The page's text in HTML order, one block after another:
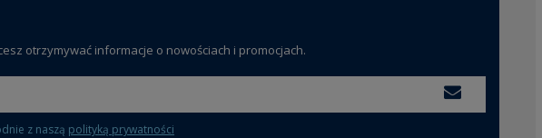
otrzymywać informacje o nowościach i promocjach.
z naszą polityką prywatności